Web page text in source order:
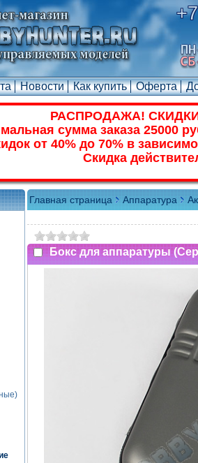
Новости Как купить Оферта
РАСПРОДАЖА!
сумма заказа 25000
от 40% до 70% в
Скидка
Главная страница Аппаратура
Бокс для аппаратуры